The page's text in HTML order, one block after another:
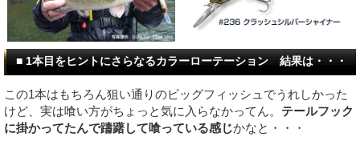
■ 1本目をヒントにさらなるカラーローテーション 結果は・・・
この1本はもちろん狙い通りのビッグフィッシュでうれしかった
けど、実は喰い方がちょっと気に入らなかってん。 テールフック
に掛かってたんで躊躇して喰っている感じかなと・・・